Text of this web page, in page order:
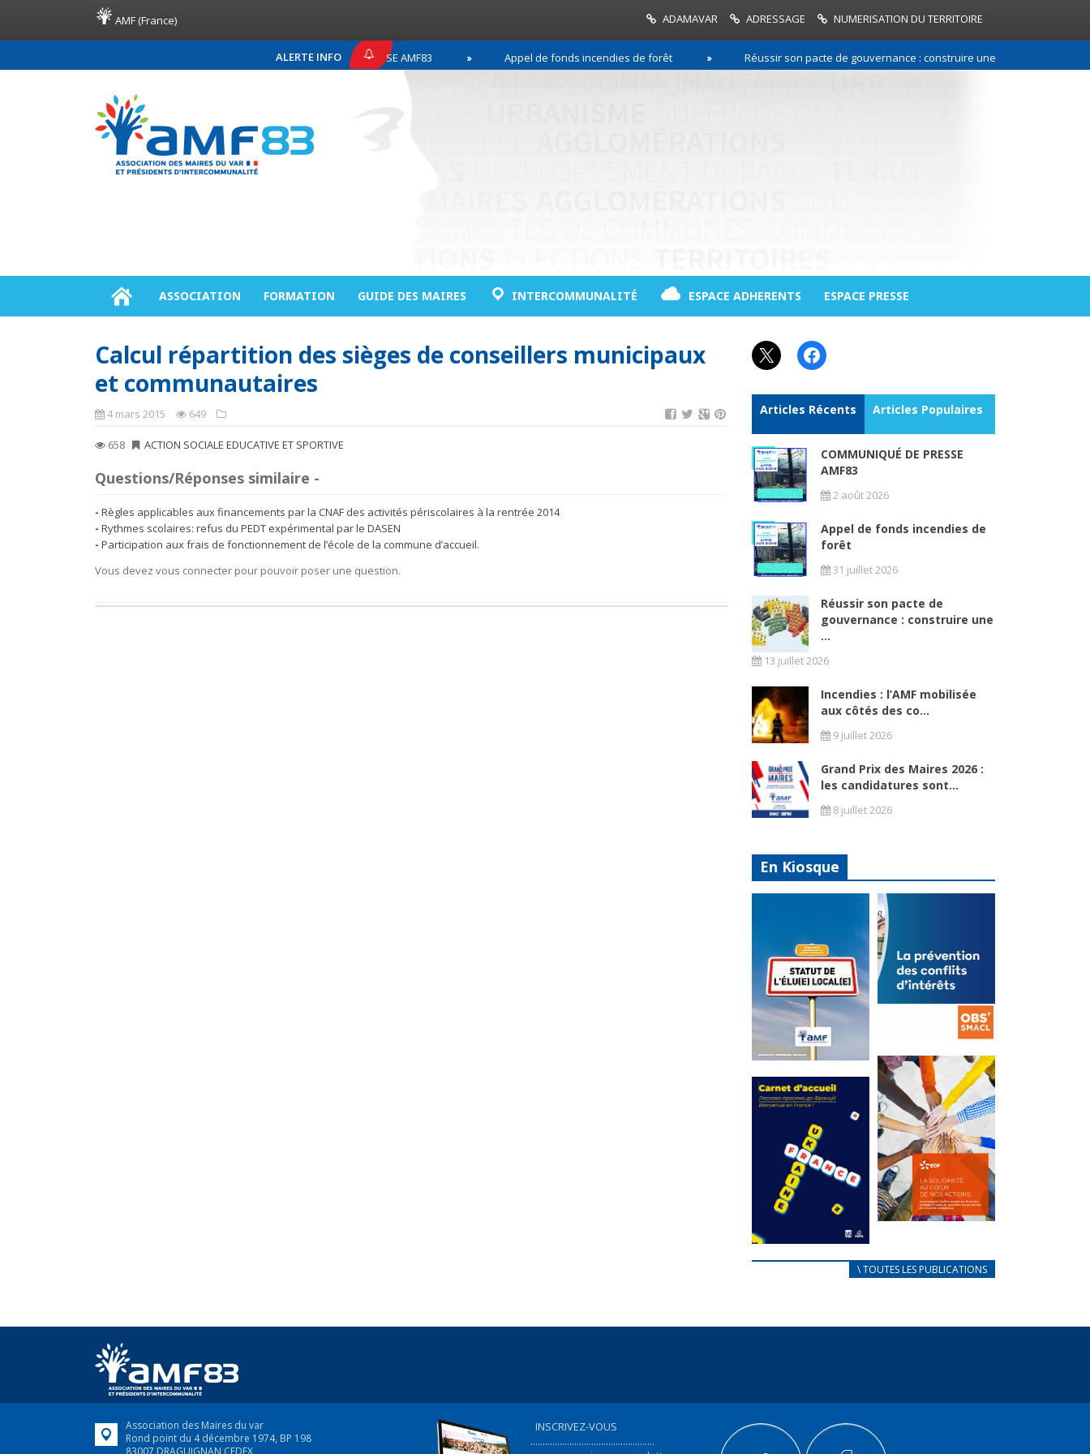
AMF (France) ADAMAVAR ADRESSAGE NUMERISATION DU TERRITOIRE
ALERTE INFO
COMMUNIQUÉ DE PRESSE AMF83 Appel de fonds incendies de forêt Réussir son pacte de gouvernance : construire une relation de
ASSOCIATION FORMATION GUIDE DES MAIRES INTERCOMMUNALITÉ ESPACE ADHERENTS ESPACE PRESSE
Calcul répartition des sièges de conseillers municipaux
et communautaires
4 mars 2015 649
658 ACTION SOCIALE EDUCATIVE ET SPORTIVE
Questions/Réponses similaire -
Règles applicables aux financements par la CNAF des activités périscolaires à la rentrée 2014
Rythmes scolaires: refus du PEDT expérimental par le DASEN
Participation aux frais de fonctionnement de l’école de la commune d’accueil.
Vous devez vous connecter pour pouvoir poser une question.
X Facebook
Articles Récents Articles Populaires
COMMUNIQUÉ DE PRESSE
AMF83
2 août 2026
Appel de fonds incendies de
forêt
31 juillet 2026
Réussir son pacte de
gouvernance : construire une
...
13 juillet 2026
Incendies : l’AMF mobilisée
aux côtés des co...
9 juillet 2026
Grand Prix des Maires 2026 :
les candidatures sont...
8 juillet 2026
En Kiosque
Statut de
l’élu local
Mise à jour avril
2024 232852
Total 0 Votes 0...
FEUILLETER
La
prévention
des conflits
d’intérêts
18 septembre 2023
105128 Total 0
Votes 0 0 Aidez-
nous à
améliorer...
FEUILLETER
au coeur de
nos actions
Votes 0 0 Aidez-
en France,...
FEUILLETER
\ TOUTES LES PUBLICATIONS
Association des Maires du var
Rond point du 4 décembre 1974, BP 198
83007 DRAGUIGNAN CEDEX
INSCRIVEZ-VOUS
...................................................